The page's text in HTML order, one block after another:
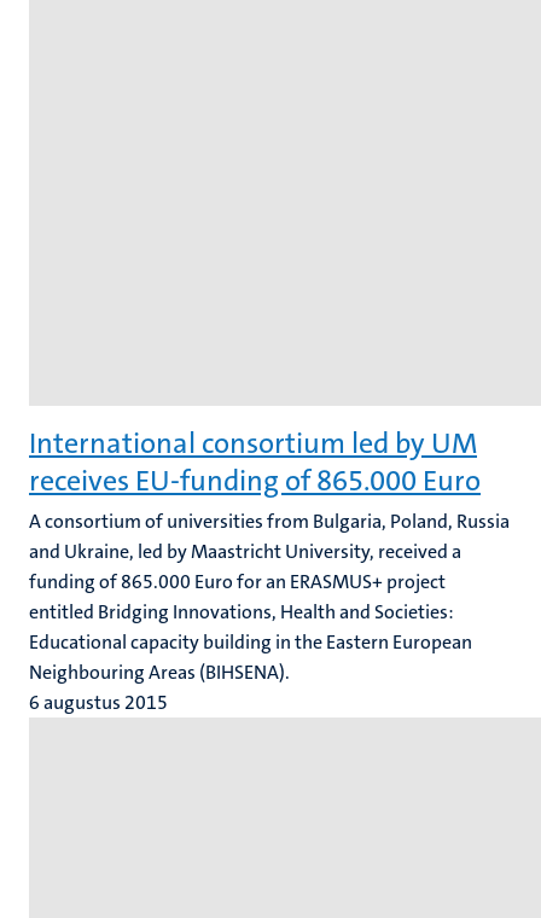
International consortium led by UM
receives EU-funding of 865.000 Euro
A consortium of universities from Bulgaria, Poland, Russia
and Ukraine, led by Maastricht University, received a
funding of 865.000 Euro for an ERASMUS+ project
entitled Bridging Innovations, Health and Societies:
Educational capacity building in the Eastern European
Neighbouring Areas (BIHSENA).
6 augustus 2015